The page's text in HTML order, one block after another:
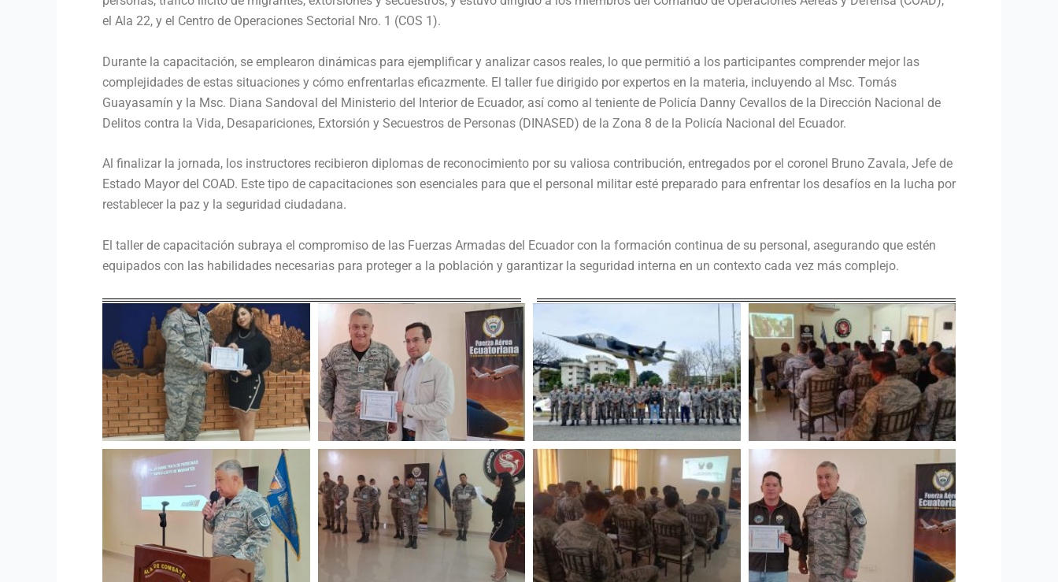
el Ala 22, y el Centro de Operaciones Sectorial Nro. 1 (COS 1).
Durante la capacitación, se emplearon dinámicas para ejemplificar y analizar casos reales, lo que permitió a los participantes comprender mejor las
complejidades de estas situaciones y cómo enfrentarlas eficazmente. El taller fue dirigido por expertos en la materia, incluyendo al Msc. Tomás
Guayasamín y la Msc. Diana Sandoval del Ministerio del Interior de Ecuador, así como al teniente de Policía Danny Cevallos de la Dirección Nacional de
Delitos contra la Vida, Desapariciones, Extorsión y Secuestros de Personas (DINASED) de la Zona 8 de la Policía Nacional del Ecuador.
Al finalizar la jornada, los instructores recibieron diplomas de reconocimiento por su valiosa contribución, entregados por el coronel Bruno Zavala, Jefe de
Estado Mayor del COAD. Este tipo de capacitaciones son esenciales para que el personal militar esté preparado para enfrentar los desafíos en la lucha por
restablecer la paz y la seguridad ciudadana.
El taller de capacitación subraya el compromiso de las Fuerzas Armadas del Ecuador con la formación continua de su personal, asegurando que estén
equipados con las habilidades necesarias para proteger a la población y garantizar la seguridad interna en un contexto cada vez más complejo.